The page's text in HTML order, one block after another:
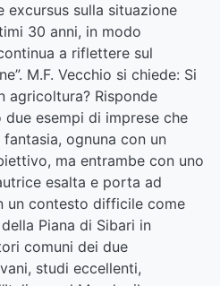
excursus sulla situazione
30 anni, in modo
a riflettere sul
M.F. Vecchio si chiede: Si
agricoltura? Risponde
esempi di imprese che
ognuna con un
ma entrambe con uno
esalta e porta ad
un contesto difficile come
Piana di Sibari in
comuni dei due
studi eccellenti,